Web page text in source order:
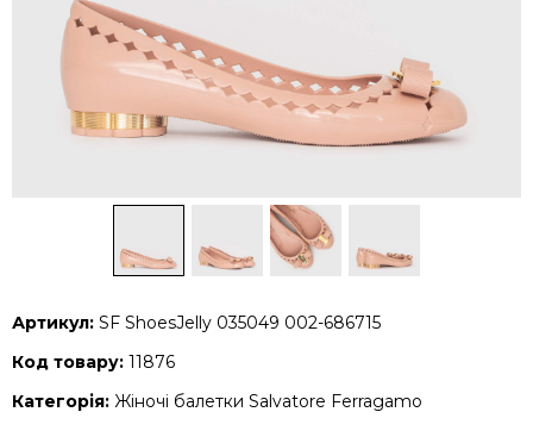
Артикул: SF ShoesJelly 035049 002-686715
Код товару: 11876
Категорія: Жіночі балетки Salvatore Ferragamo